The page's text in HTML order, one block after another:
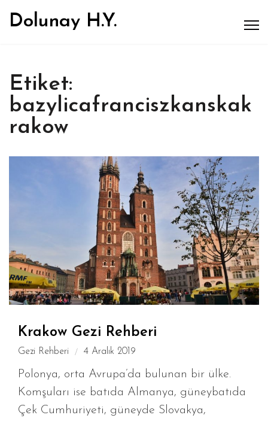
Dolunay H.Y.
Etiket:
bazylicafranciszkanskak
rakow
Krakow Gezi Rehberi
Gezi Rehberi 4 Aralık 2019
Polonya, orta Avrupa’da bulunan bir ülke.
Komşuları ise batıda Almanya, güneybatıda
Çek Cumhuriyeti, güneyde Slovakya,